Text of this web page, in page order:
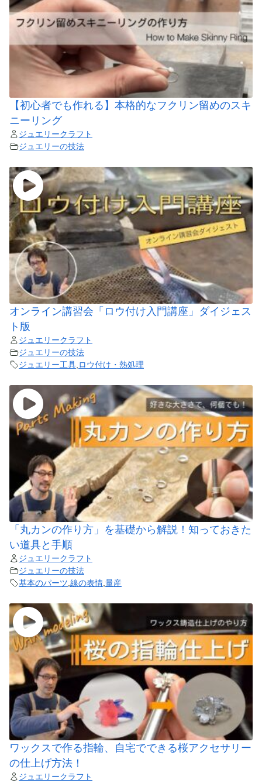
【初心者でも作れる】本格的なフクリン留めのスキ
ニーリング
ジュエリークラフト
ジュエリーの技法
オンライン講習会「ロウ付け入門講座」ダイジェス
ト版
ジュエリークラフト
ジュエリーの技法
ジュエリー工具 ロウ付け・熱処理
「丸カンの作り方」を基礎から解説！知っておきた
い道具と手順
ジュエリークラフト
ジュエリーの技法
基本のパーツ 線の表情 量産
ワックスで作る指輪、自宅でできる桜アクセサリー
の仕上げ方法！
ジュエリークラフト